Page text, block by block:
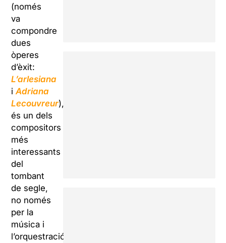
(només
va
compondre
dues
òperes
d’èxit:
L’arlesiana
iAdriana
Lecouvreur),
és un dels
compositors
més
interessants
del
tombant
de segle,
no només
per la
música i
l’orquestració